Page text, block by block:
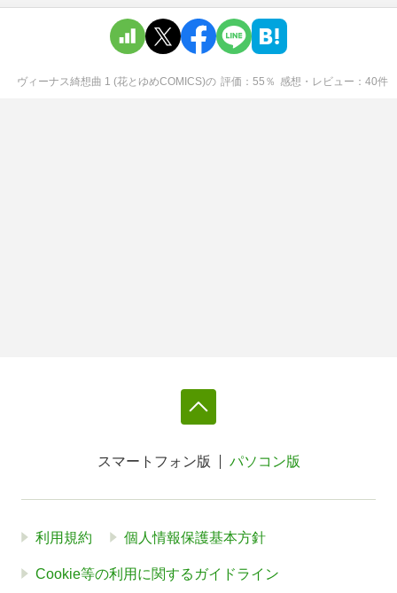
ヴィーナス綺想曲 1 (花とゆめCOMICS)の 評価 55 ％ 感想・レビュー 40件
スマートフォン版 パソコン版
利用規約 個人情報保護基本方針
Cookie等の利用に関するガイドライン